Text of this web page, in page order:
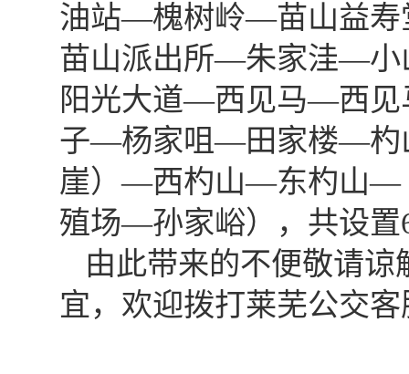
油站—槐树岭—苗山益
苗山派出所—朱家洼—
阳光大道—西见马—西
子—杨家咀—田家楼—
崖）—西杓山—东杓山
殖场—孙家峪），共设
由此带来的不便敬请
宜，欢迎拨打莱芜公交客